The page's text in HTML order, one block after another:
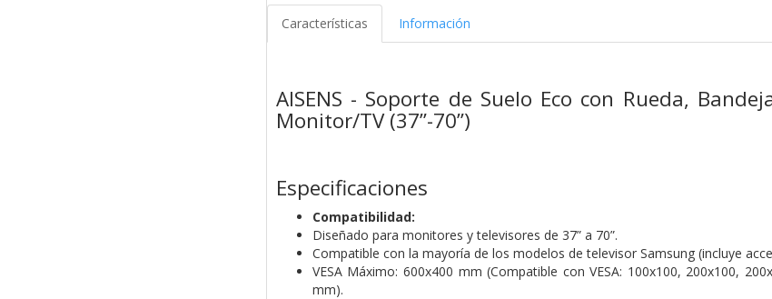
Características Información
AISENS - Soporte de Suelo Eco con Rueda,
Monitor/TV (37”-70”)
Especificaciones
Compatibilidad:
Diseñado para monitores y televisores de 37” a 70”.
Compatible con la mayoría de los modelos de televisor Samsung (incluye
VESA Máximo: 600x400 mm (Compatible con VESA: 100x100, 200x100,
mm).